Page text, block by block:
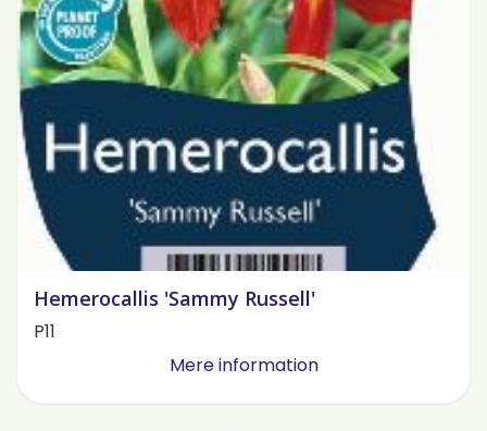
Hemerocallis 'Sammy Russell'
P11
Mere information